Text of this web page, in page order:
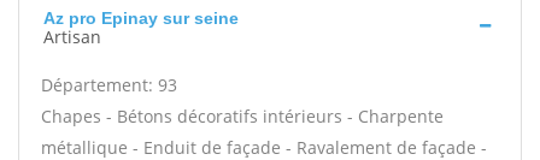
Az pro Epinay sur seine
Artisan
Département: 93
Chapes - Bétons décoratifs intérieurs - Charpente
métallique - Enduit de façade - Ravalement de façade -